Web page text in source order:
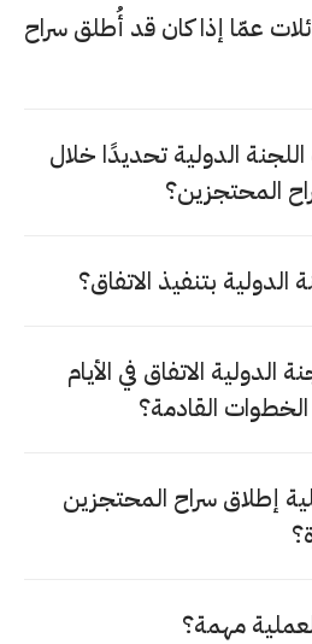
عمّا إذا كان قد أُطلق سراح
الدولية تحديدًا خلال
المحتجزين؟
الدولية بتنفيذ الاتفاق؟
الاتفاق في الأيام
القادمة؟
إطلاق سراح المحتجزين
مهمة؟